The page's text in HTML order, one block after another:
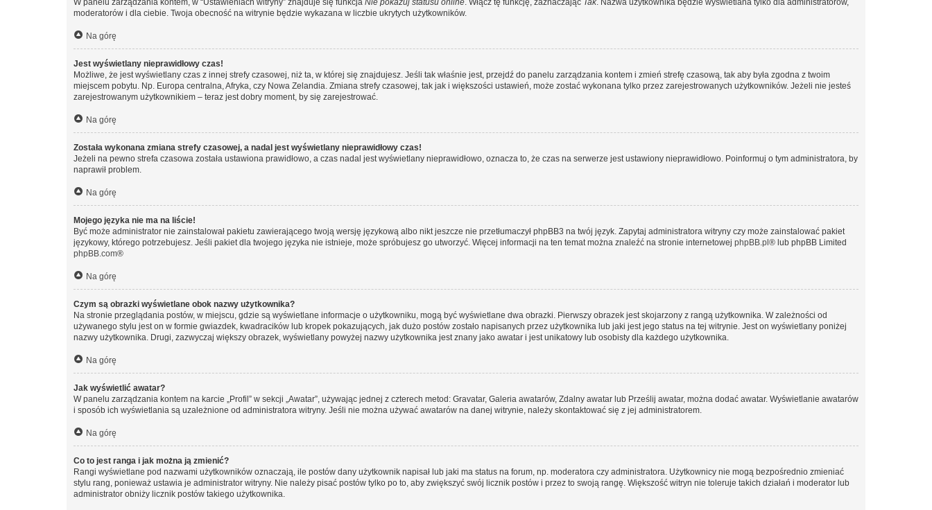
W panelu zarządzania kontem, w “Ustawieniach witryny” znajduje się funkcja Nie pokazuj statusu online. Włącz tę funkcję, zaznaczając Tak. Nazwa użytkownika będzie wyświetlana tylko dla administratorów,
moderatorów i dla ciebie. Twoja obecność na witrynie będzie wykazana w liczbie ukrytych użytkowników.
Na górę
Jest wyświetlany nieprawidłowy czas!
Możliwe, że jest wyświetlany czas z innej strefy czasowej, niż ta, w której się znajdujesz. Jeśli tak właśnie jest, przejdź do panelu zarządzania kontem i zmień strefę czasową, tak aby była zgodna z twoim
miejscem pobytu. Np. Europa centralna, Afryka, czy Nowa Zelandia. Zmiana strefy czasowej, tak jak i większości ustawień, może zostać wykonana tylko przez zarejestrowanych użytkowników. Jeżeli nie jesteś
zarejestrowanym użytkownikiem – teraz jest dobry moment, by się zarejestrować.
Na górę
Została wykonana zmiana strefy czasowej, a nadal jest wyświetlany nieprawidłowy czas!
Jeżeli na pewno strefa czasowa została ustawiona prawidłowo, a czas nadal jest wyświetlany nieprawidłowo, oznacza to, że czas na serwerze jest ustawiony nieprawidłowo. Poinformuj o tym administratora, by
naprawił problem.
Na górę
Mojego języka nie ma na liście!
Być może administrator nie zainstalował pakietu zawierającego twoją wersję językową albo nikt jeszcze nie przetłumaczył phpBB3 na twój język. Zapytaj administratora witryny czy może zainstalować pakiet
językowy, którego potrzebujesz. Jeśli pakiet dla twojego języka nie istnieje, może spróbujesz go utworzyć. Więcej informacji na ten temat można znaleźć na stronie internetowej phpBB.pl ® lub phpBB Limited
phpBB.com®
Na górę
Czym są obrazki wyświetlane obok nazwy użytkownika?
Na stronie przeglądania postów, w miejscu, gdzie są wyświetlane informacje o użytkowniku, mogą być wyświetlane dwa obrazki. Pierwszy obrazek jest skojarzony z rangą użytkownika. W zależności od
używanego stylu jest on w formie gwiazdek, kwadracików lub kropek pokazujących, jak dużo postów zostało napisanych przez użytkownika lub jaki jest jego status na tej witrynie. Jest on wyświetlany poniżej
nazwy użytkownika. Drugi, zazwyczaj większy obrazek, wyświetlany powyżej nazwy użytkownika jest znany jako awatar i jest unikatowy lub osobisty dla każdego użytkownika.
Na górę
Jak wyświetlić awatar?
W panelu zarządzania kontem na karcie „Profil” w sekcji „Awatar”, używając jednej z czterech metod: Gravatar, Galeria awatarów, Zdalny awatar lub Prześlij awatar, można dodać awatar. Wyświetlanie awatarów
i sposób ich wyświetlania są uzależnione od administratora witryny. Jeśli nie można używać awatarów na danej witrynie, należy skontaktować się z jej administratorem.
Na górę
Co to jest ranga i jak można ją zmienić?
Rangi wyświetlane pod nazwami użytkowników oznaczają, ile postów dany użytkownik napisał lub jaki ma status na forum, np. moderatora czy administratora. Użytkownicy nie mogą bezpośrednio zmieniać
stylu rang, ponieważ ustawia je administrator witryny. Nie należy pisać postów tylko po to, aby zwiększyć swój licznik postów i przez to swoją rangę. Większość witryn nie toleruje takich działań i moderator lub
administrator obniży licznik postów takiego użytkownika.